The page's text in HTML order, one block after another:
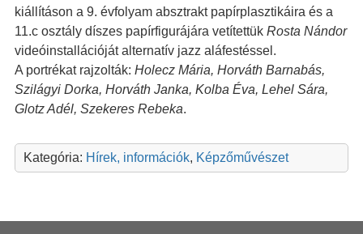
kiállításon a 9. évfolyam absztrakt papírplasztikáira és a
11.c osztály díszes papírfigurájára vetítettük Rosta Nándor
videóinstallációját alternatív jazz aláfestéssel.
A portrékat rajzolták: Holecz Mária, Horváth Barnabás,
Szilágyi Dorka, Horváth Janka, Kolba Éva, Lehel Sára,
Glotz Adél, Szekeres Rebeka.
Kategória: Hírek, információk, Képzőművészet